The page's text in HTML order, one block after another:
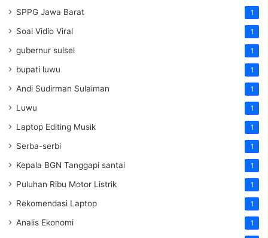
SPPG Jawa Barat 1
Soal Vidio Viral 1
gubernur sulsel 1
bupati luwu 1
Andi Sudirman Sulaiman 1
Luwu 1
Laptop Editing Musik 1
Serba-serbi 1
Kepala BGN Tanggapi santai 1
Puluhan Ribu Motor Listrik 1
Rekomendasi Laptop 1
Analis Ekonomi 1